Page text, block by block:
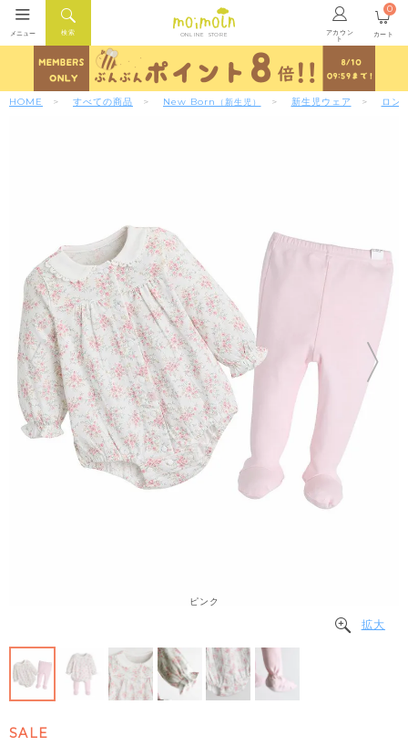
ONLINE STORE アカウン
ト
検索
メニュー カート
0
HOME すべての商品 New Born （新生児） 新生児ウェア ロン
ピンク
拡大
SALE